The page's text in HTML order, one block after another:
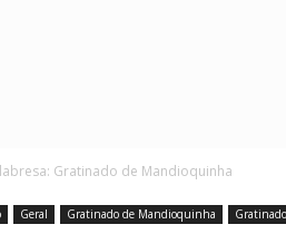
Gratinado de Mandioquinha
Geral Gratinado de Mandioquinha